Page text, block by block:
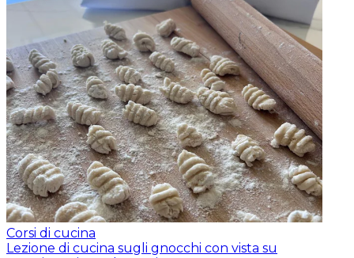
Corsi di cucina
Lezione di cucina sugli gnocchi con vista su